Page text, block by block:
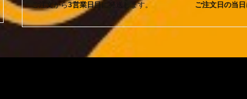
ご注文から3営業日目に発送します。 ご注文日の当日